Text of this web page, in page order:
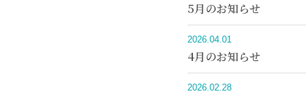
5月のお知らせ
2026.04.01
4月のお知らせ
2026.02.28